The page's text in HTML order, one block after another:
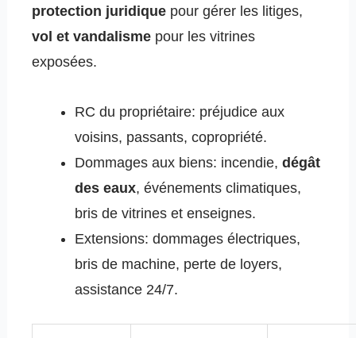
protection juridique pour gérer les litiges,
vol et vandalisme pour les vitrines
exposées.
RC du propriétaire: préjudice aux
voisins, passants, copropriété.
Dommages aux biens: incendie,dégât
des eaux, événements climatiques,
bris de vitrines et enseignes.
Extensions: dommages électriques,
bris de machine, perte de loyers,
assistance 24/7.